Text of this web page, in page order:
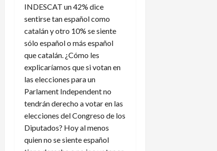
INDESCAT un 42% dice
sentirse tan español como
catalán y otro 10% se siente
sólo español o más español
que catalán. ¿Cómo les
explicaríamos que si votan en
las elecciones para un
Parlament Independent no
tendrán derecho a votar en las
elecciones del Congreso de los
Diputados? Hoy al menos
quien no se siente español